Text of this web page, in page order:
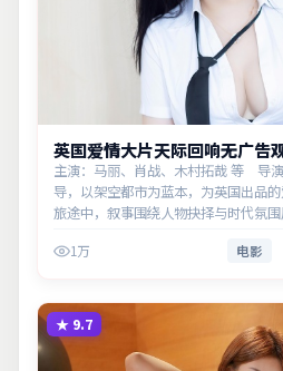
英国爱情大片天际回响无广告
主演：马丽、肖战、木村拓哉 等 导
导，以架空都市为蓝本，为英国出品
旅途中，叙事围绕人物抉择与时代氛
1万 电影
★ 9.7